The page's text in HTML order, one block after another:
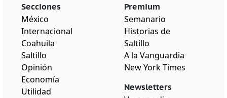
Secciones
México
Internacional
Coahuila
Saltillo
Opinión
Economía
Utilidad
Premium
Semanario
Historias de
Saltillo
A la Vanguardia
New York Times
Newsletters